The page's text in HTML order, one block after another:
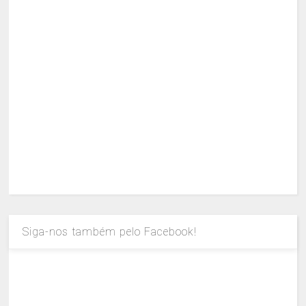
Siga-nos também pelo Facebook!